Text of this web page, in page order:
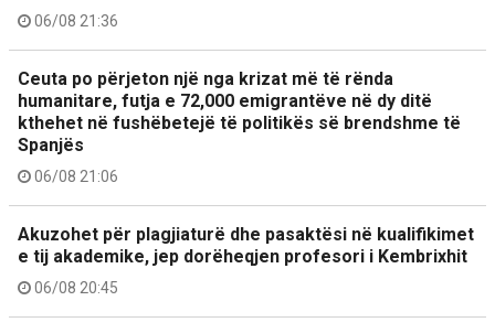
06/08 21:36
Ceuta po përjeton një nga krizat më të rënda
humanitare, futja e 72,000 emigrantëve në dy ditë
kthehet në fushëbetejë të politikës së brendshme të
Spanjës
06/08 21:06
Akuzohet për plagjiaturë dhe pasaktësi në kualifikimet
e tij akademike, jep dorëheqjen profesori i Kembrixhit
06/08 20:45